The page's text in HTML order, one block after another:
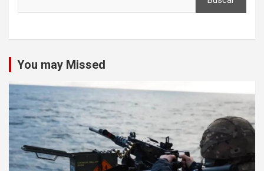
You may Missed